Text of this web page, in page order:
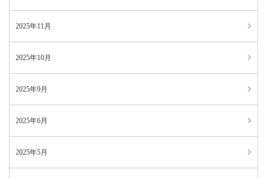
2025年11月
2025年10月
2025年9月
2025年6月
2025年5月